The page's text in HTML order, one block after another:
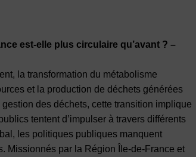
est-elle plus circulaire qu’avant ? –
la transformation du métabolisme
et la production de déchets générées
des déchets, cette transition implique
tentent d’impulser à travers différents
les politiques publiques manquent
Missionnés par la Région Île-de-France et